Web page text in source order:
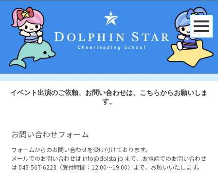
イベント出演のご依頼、お問い合わせは、こちらからお願いしま
す。